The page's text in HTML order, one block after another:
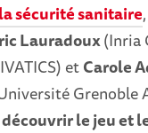
sécurité sanitaire
Lauradoux(Inria
etCarole
Grenoble
découvrir le jeu et